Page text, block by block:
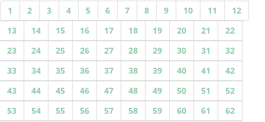
1 2 3 4 5 6 7 8 9 10 11
12
13
14 15 16 17 18 19 20 21
22
23
24 25 26 27 28 29 30 31
32
33
34 35 36 37 38 39 40 41
42
43
44 45 46 47 48 49 50 51
52
53
54 55 56 57 58 59 60 61
62